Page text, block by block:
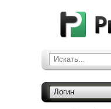
Искать...
Логин